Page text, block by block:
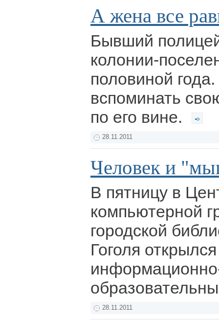
А жена все
Бывший
колонии-
половиной
вспоминать
по его вине.
28.11.2011
Человек и
В пятницу в
компьютерной
городской
Гоголя
28.11.2011